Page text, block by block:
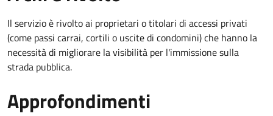
Il servizio è rivolto ai proprietari o titolari di accessi privati
(come passi carrai, cortili o uscite di condomini) che hanno la
necessità di migliorare la visibilità per l'immissione sulla
strada pubblica.
Approfondimenti